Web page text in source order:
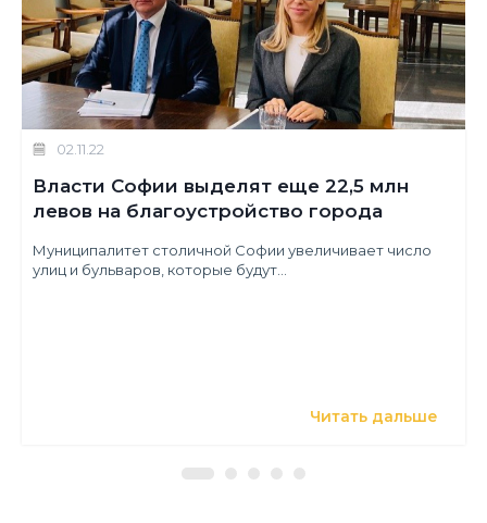
02.11.22
Власти Софии выделят еще 22,5 млн
левов на благоустройство города
Муниципалитет столичной Софии увеличивает число
улиц и бульваров, которые будут...
Читать дальше